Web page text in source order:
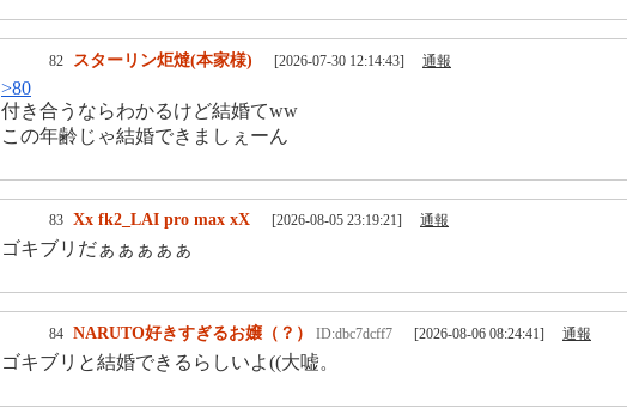
82 スターリン炬燵(本家様) [2026-07-30 12:14:43] 通報
>80
付き合うならわかるけど結婚てww
この年齢じゃ結婚できましぇーん
83 Xx fk2_LAI pro max xX [2026-08-05 23:19:21] 通報
ゴキブリだぁぁぁぁぁ
84 NARUTO好きすぎるお嬢（？） ID:dbc7dcff7 [2026-08-06 08:24:41] 通報
ゴキブリと結婚できるらしいよ((大嘘。